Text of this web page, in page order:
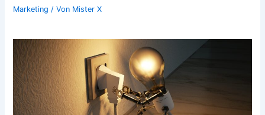
Marketing / Von Mister X